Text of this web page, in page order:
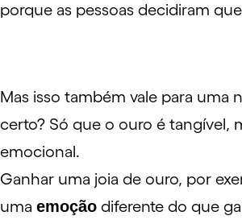
porque as pessoas decidiram
Mas isso também vale para uma
certo? Só que o ouro é tangível,
emocional.
Ganhar uma joia de ouro, por
uma emoção diferente do que